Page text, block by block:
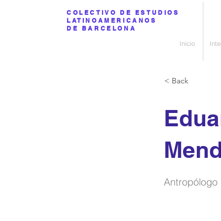
COLECTIVO DE ESTUDIOS
LATINOAMERICANOS
DE BARCELONA
Inicio
< Back
Antropólogo